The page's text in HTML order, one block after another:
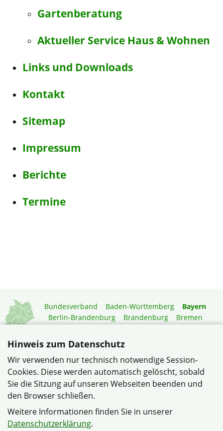
Gartenberatung
Aktueller Service Haus & Wohnen
Links und Downloads
Kontakt
Sitemap
Impressum
Berichte
Termine
Bundesverband Baden-Württemberg
Bayern
Berlin-Brandenburg
Brandenburg
Bremen
Niedersachsen
Rheinland-Pfalz
Saarland
Sachsen-Anhalt
Schleswig-Holstein
Thüringen
Mitgliedermagazin
Gartenberatung
© Siedlergemeinschaft Windischeschenbach e.V. im Verband
Wohneigentum Bayern e.V.
Hinweis zum Datenschutz
Wir verwenden nur technisch notwendige Session-
Cookies. Diese werden automatisch gelöscht, sobald
Sie die Sitzung auf unseren Webseiten beenden und
den Browser schließen.
Weitere Informationen finden Sie in unserer
Datenschutzerklärung.